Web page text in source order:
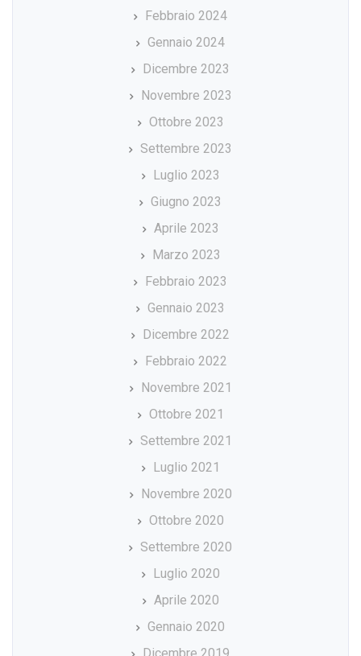
Febbraio 2024
Gennaio 2024
Dicembre 2023
Novembre 2023
Ottobre 2023
Settembre 2023
Luglio 2023
Giugno 2023
Aprile 2023
Marzo 2023
Febbraio 2023
Gennaio 2023
Dicembre 2022
Febbraio 2022
Novembre 2021
Ottobre 2021
Settembre 2021
Luglio 2021
Novembre 2020
Ottobre 2020
Settembre 2020
Luglio 2020
Aprile 2020
Gennaio 2020
Dicembre 2019